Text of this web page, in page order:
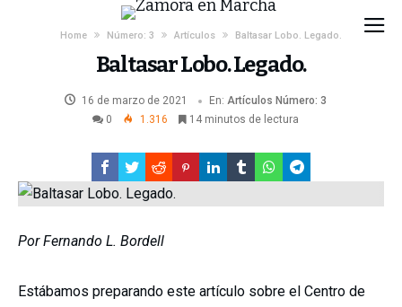
Home Número: 3 Artículos Baltasar Lobo. Legado.
Baltasar Lobo. Legado.
16 de marzo de 2021 En: Artículos Número: 3
0
1.316 14 minutos de lectura
Por Fernando L. Bordell
Estábamos preparando este artículo sobre el Centro de